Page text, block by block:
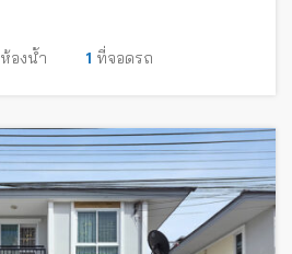
ห้องน้ำ 1 ที่จอดรถ